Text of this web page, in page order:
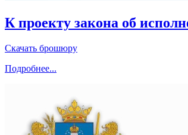
К проекту закона об
Скачать брошюру
Подробнее...